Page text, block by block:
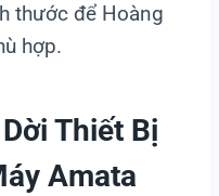
thước để Hoàng
hợp.
Thiết Bị
Amata